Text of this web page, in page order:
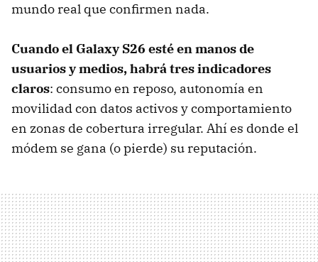
mundo real que confirmen nada.
Cuando el Galaxy S26 esté en manos de
usuarios y medios, habrá tres indicadores
claros: consumo en reposo, autonomía en
movilidad con datos activos y comportamiento
en zonas de cobertura irregular. Ahí es donde el
módem se gana (o pierde) su reputación.